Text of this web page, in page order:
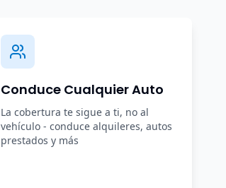
Conduce Cualquier Auto
La cobertura te sigue a ti, no al
vehículo - conduce alquileres, autos
prestados y más